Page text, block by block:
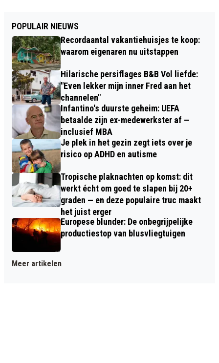
POPULAIR NIEUWS
Recordaantal vakantiehuisjes te koop:
waarom eigenaren nu uitstappen
Hilarische persiflages B&B Vol liefde:
"Even lekker mijn inner Fred aan het
channelen"
Infantino's duurste geheim: UEFA
betaalde zijn ex-medewerkster af —
inclusief MBA
Je plek in het gezin zegt iets over je
risico op ADHD en autisme
Tropische plaknachten op komst: dit
werkt écht om goed te slapen bij 20+
graden — en deze populaire truc maakt
het juist erger
Europese blunder: De onbegrijpelijke
productiestop van blusvliegtuigen
Meer artikelen